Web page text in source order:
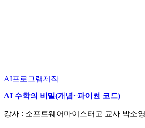
AI프로그램제작
AI 수학의 비밀(개념~파이썬 코드)
강사 : 소프트웨어마이스터고 교사 박소영